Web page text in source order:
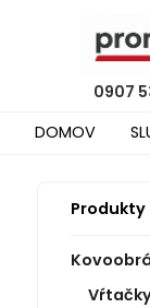
0907
DOMOV
Produkty